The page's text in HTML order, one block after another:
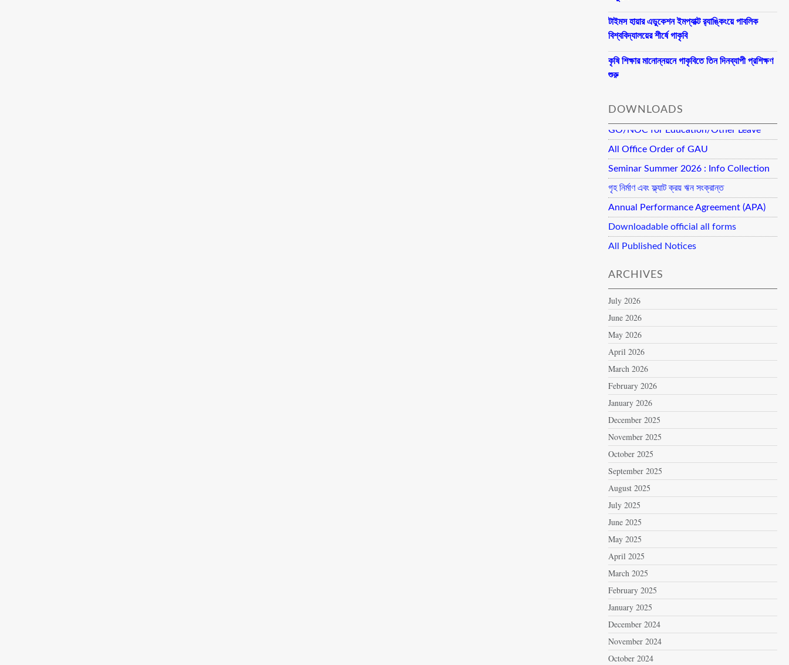
টাইমস হায়ার এডুকেশন ইমপ্যাক্ট র‍্যাঙ্কিংয়ে পাবলিক
বিশ্ববিদ্যালয়ের শীর্ষে গাকৃবি
কৃষি শিক্ষার মানোন্নয়নে গাকৃবিতে তিন দিনব্যাপী প্রশিক্ষণ
শুরু
DOWNLOADS
GO/NOC for Education/Other Leave
All Office Order of GAU
Seminar Summer 2026 : Info Collection
গৃহ নির্মাণ এবং ফ্ল্যাট ক্রয় ঋন সংক্রান্ত
Annual Performance Agreement (APA)
Downloadable official all forms
All Published Notices
ARCHIVES
July 2026
June 2026
May 2026
April 2026
March 2026
February 2026
January 2026
December 2025
November 2025
October 2025
September 2025
August 2025
July 2025
June 2025
May 2025
April 2025
March 2025
February 2025
January 2025
December 2024
November 2024
October 2024